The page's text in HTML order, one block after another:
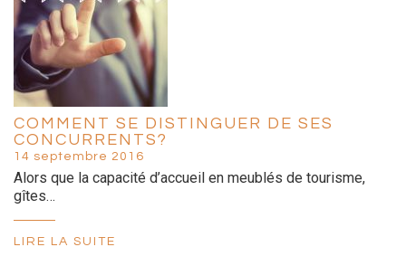
COMMENT SE DISTINGUER DE SES
CONCURRENTS?
14 septembre 2016
Alors que la capacité d’accueil en meublés de tourisme,
gîtes…
LIRE LA SUITE